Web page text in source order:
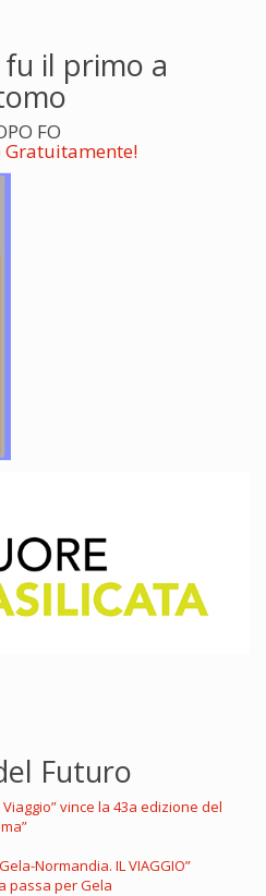
il primo a
FO
Gratuitamente!
Futuro
vince la 43a edizione del
Normandia. IL VIAGGIO”
passa per Gela